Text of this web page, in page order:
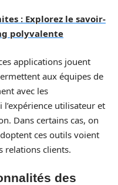
: Explorez le savoir-
polyvalente
applications jouent
aux équipes de
avec les
utilisateur et
Dans certains cas, on
ces outils voient
relations clients.
des